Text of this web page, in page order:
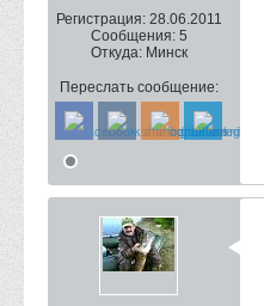
Регистрация: 28.06.2011
Сообщения: 5
Откуда: Минск
Переслать сообщение: